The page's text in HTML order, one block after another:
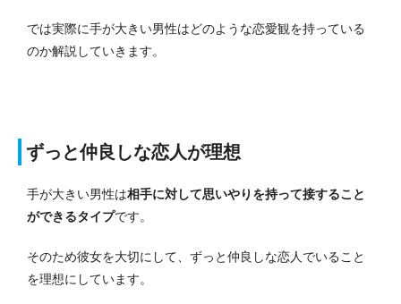
では実際に手が大きい男性はどのような恋愛観を持っている
のか解説していきます。
ずっと仲良しな恋人が理想
手が大きい男性は相手に対して思いやりを持って接すること
ができるタイプです。
そのため彼女を大切にして、ずっと仲良しな恋人でいること
を理想にしています。